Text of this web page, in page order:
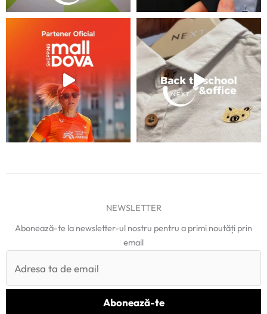
NEWSLETTER
Abonează-te la newsletter-ul nostru pentru a primi noutăți prin
email